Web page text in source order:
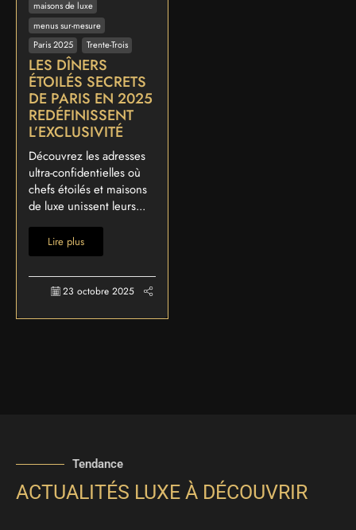
maisons de luxe
menus sur-mesure
Paris 2025
Trente-Trois
LES DÎNERS
ÉTOILÉS SECRETS
DE PARIS EN 2025
REDÉFINISSENT
L’EXCLUSIVITÉ
Découvrez les adresses
ultra-confidentielles où
chefs étoilés et maisons
de luxe unissent leurs...
Lire plus
23 octobre 2025
Tendance
ACTUALITÉS LUXE À DÉCOUVRIR